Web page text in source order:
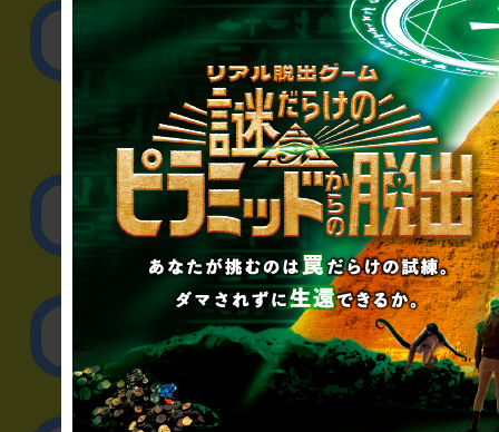
公演内容、チケット
▼企業／法人の方
リアル脱出ゲーム制作
取材に関するお